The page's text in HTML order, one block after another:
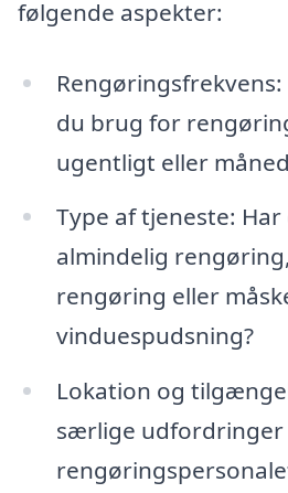
følgende aspekter:
du brug for
ugentligt eller
Type af tjeneste:
almindelig
rengøring eller
vinduespudsning?
Lokation og
særlige